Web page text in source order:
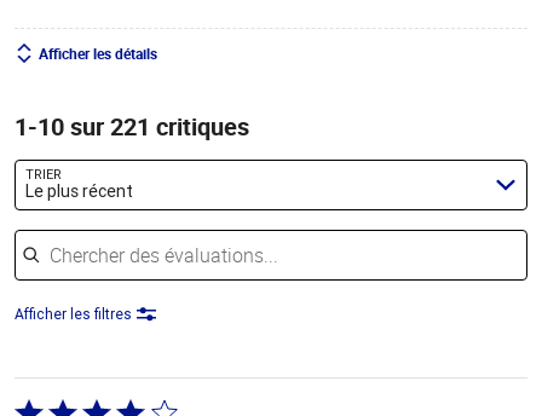
Afficher les détails
1-10 sur 221 critiques
TRIER
Le plus récent
Chercher des évaluations
Afficher les filtres